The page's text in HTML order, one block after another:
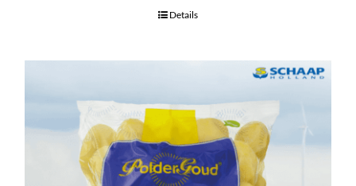
Details